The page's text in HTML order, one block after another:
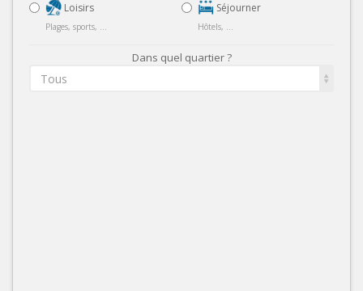
Loisirs
Plages, sports, ...
Séjourner
Hôtels, ...
Dans quel quartier ?
Tous